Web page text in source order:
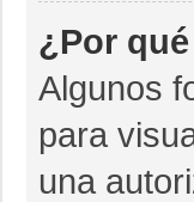
¿Por
Algunos
para
una